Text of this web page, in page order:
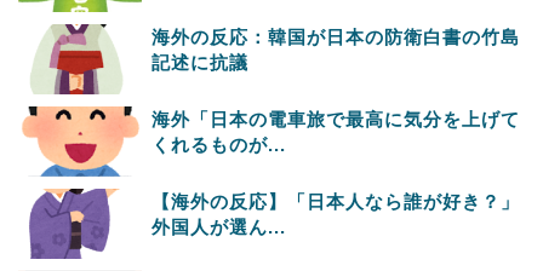
海外の反応：韓国が日本の防衛白書の竹島
記述に抗議
海外「日本の電車旅で最高に気分を上げて
くれるものが...
【海外の反応】「日本人なら誰が好き？」
外国人が選ん...